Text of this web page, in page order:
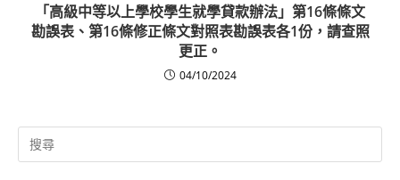
「高級中等以上學校學生就學貸款辦法」第16條條文
勘誤表、第16條修正條文對照表勘誤表各1份，請查照
更正。
04/10/2024
Search
for: